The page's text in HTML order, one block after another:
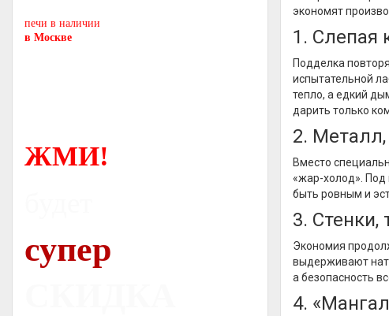
печи в наличии
в Москве
ЖМИ!
супер
экономят
1. Слепая
Подделка
испытательной
тепло, а едкий
дарить только
2. Металл,
Вместо
«жар-холод». Под
быть ровным и
3. Стенки,
Экономия
выдерживают
а безопасность
4.